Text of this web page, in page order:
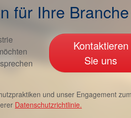
für Ihre Branche
Kontaktieren
Sie uns
und unser Engagement
Datenschutzrichtlinie.